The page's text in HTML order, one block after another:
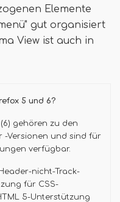
Elemente
gut organisiert
View ist auch in
5 und 6?
gehören zu den
-Versionen und sind für
verfügbar.
nicht-Track-
für CSS-
5-Unterstützung